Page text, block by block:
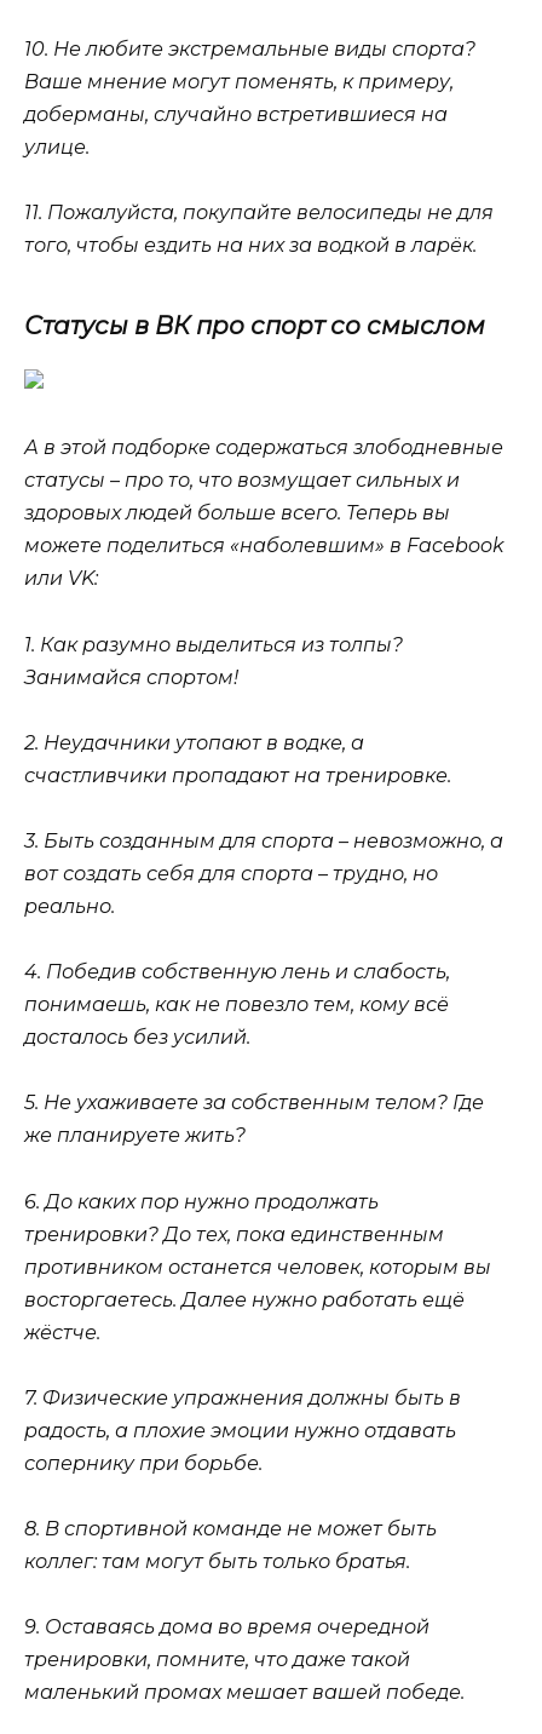
10. Не любите экстремальные виды спорта?
Ваше мнение могут поменять, к примеру,
доберманы, случайно встретившиеся на
улице.
11. Пожалуйста, покупайте велосипеды не для
того, чтобы ездить на них за водкой в ларёк.
Статусы в ВК про спорт со смыслом
А в этой подборке содержаться злободневные
статусы – про то, что возмущает сильных и
здоровых людей больше всего. Теперь вы
можете поделиться «наболевшим» в Facebook
или VK:
1. Как разумно выделиться из толпы?
Занимайся спортом!
2. Неудачники утопают в водке, а
счастливчики пропадают на тренировке.
3. Быть созданным для спорта – невозможно, а
вот создать себя для спорта – трудно, но
реально.
4. Победив собственную лень и слабость,
понимаешь, как не повезло тем, кому всё
досталось без усилий.
5. Не ухаживаете за собственным телом? Где
же планируете жить?
6. До каких пор нужно продолжать
тренировки? До тех, пока единственным
противником останется человек, которым вы
восторгаетесь. Далее нужно работать ещё
жёстче.
7. Физические упражнения должны быть в
радость, а плохие эмоции нужно отдавать
сопернику при борьбе.
8. В спортивной команде не может быть
коллег: там могут быть только братья.
9. Оставаясь дома во время очередной
тренировки, помните, что даже такой
маленький промах мешает вашей победе.